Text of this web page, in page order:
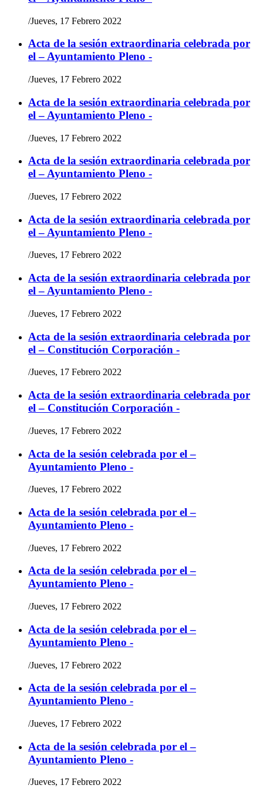
/Jueves, 17 Febrero 2022
Acta de la sesión extraordinaria celebrada por
el – Ayuntamiento Pleno -
/Jueves, 17 Febrero 2022
Acta de la sesión extraordinaria celebrada por
el – Ayuntamiento Pleno -
/Jueves, 17 Febrero 2022
Acta de la sesión extraordinaria celebrada por
el – Ayuntamiento Pleno -
/Jueves, 17 Febrero 2022
Acta de la sesión extraordinaria celebrada por
el – Ayuntamiento Pleno -
/Jueves, 17 Febrero 2022
Acta de la sesión extraordinaria celebrada por
el – Ayuntamiento Pleno -
/Jueves, 17 Febrero 2022
Acta de la sesión extraordinaria celebrada por
el – Constitución Corporación -
/Jueves, 17 Febrero 2022
Acta de la sesión extraordinaria celebrada por
el – Constitución Corporación -
/Jueves, 17 Febrero 2022
Acta de la sesión celebrada por el –
Ayuntamiento Pleno -
/Jueves, 17 Febrero 2022
Acta de la sesión celebrada por el –
Ayuntamiento Pleno -
/Jueves, 17 Febrero 2022
Acta de la sesión celebrada por el –
Ayuntamiento Pleno -
/Jueves, 17 Febrero 2022
Acta de la sesión celebrada por el –
Ayuntamiento Pleno -
/Jueves, 17 Febrero 2022
Acta de la sesión celebrada por el –
Ayuntamiento Pleno -
/Jueves, 17 Febrero 2022
Acta de la sesión celebrada por el –
Ayuntamiento Pleno -
/Jueves, 17 Febrero 2022